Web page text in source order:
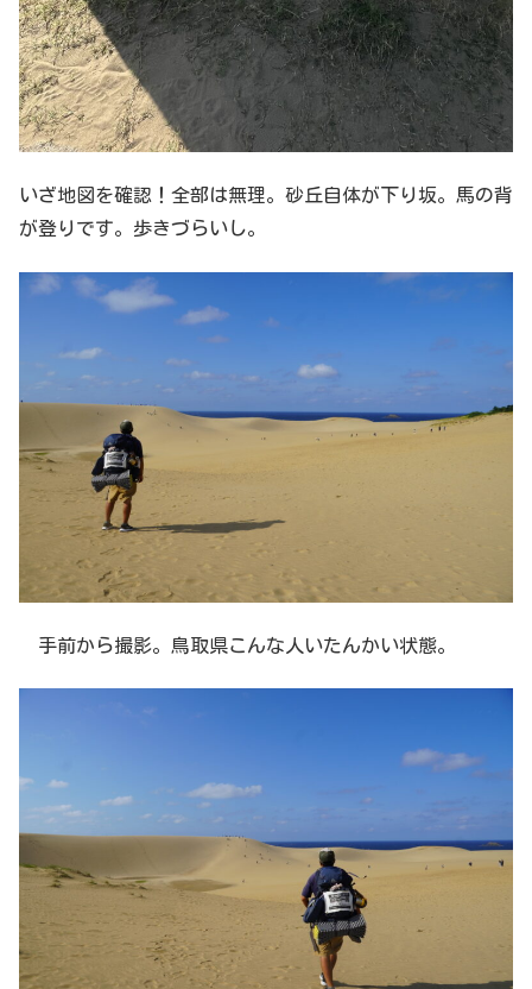
いざ地図を確認！全部は無理。砂丘自体が下り坂。馬の背
が登りです。歩きづらいし。
手前から撮影。鳥取県こんな人いたんかい状態。